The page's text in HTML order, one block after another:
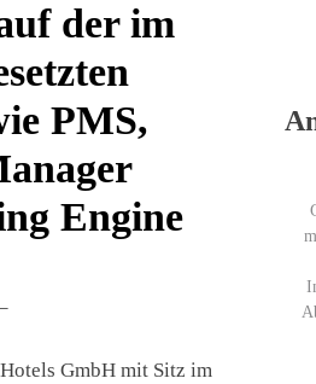
der im
PMS,
Engine
GmbH mit Sitz im